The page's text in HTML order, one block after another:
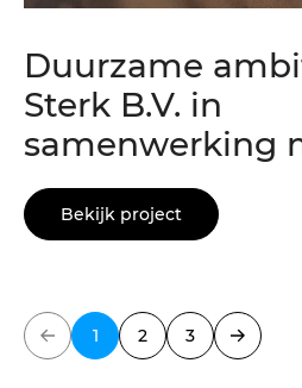
Duurzame
Sterk B.V. in
samenwerking
Bekijk project
1 2 3